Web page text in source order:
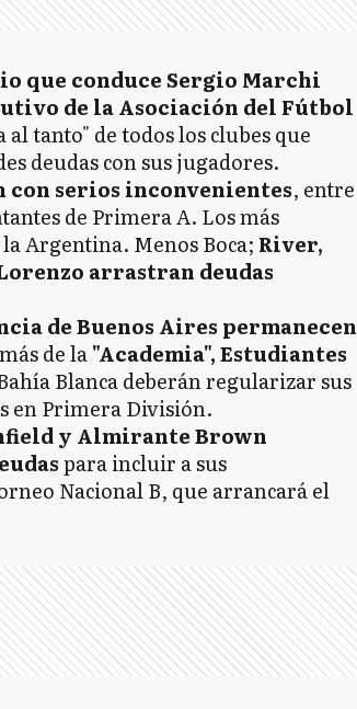
que conduce Sergio Marchi
de la Asociación del Fútbol
tanto" de todos los clubes que
deudas con sus jugadores.
con serios inconvenientes, entre
de Primera A. Los más
Argentina. Menos Boca; River,
arrastran deudas
de Buenos Aires permanecen
de la"Academia", Estudiantes
Blanca deberán regularizar sus
en Primera División.
y Almirante Brown
para incluir a sus
Nacional B, que arrancará el